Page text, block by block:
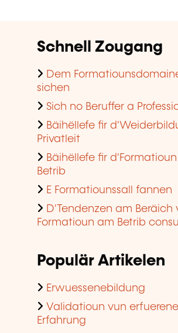
Schnell Zougang
Dem
sichen
Sich no Beruffer a
Bäihëllefe fir
Privatleit
Bäihëllefe fir
Betrib
E Formatiounssall fannen
D'Tendenzen am Beräich
Formatioun am Betrib
Populär Artikelen
Erwuessenebildung
Validatioun vun erfuerene
Erfahrung